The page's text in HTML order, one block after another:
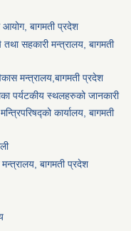
आयोग, बागमती प्रदेश
तथा सहकारी मन्त्रालय, बागमती
मन्त्रालय,बागमती प्रदेश
पर्यटकीय स्थलहरुको जानकारी
कार्यालय, बागमती
बागमती प्रदेश